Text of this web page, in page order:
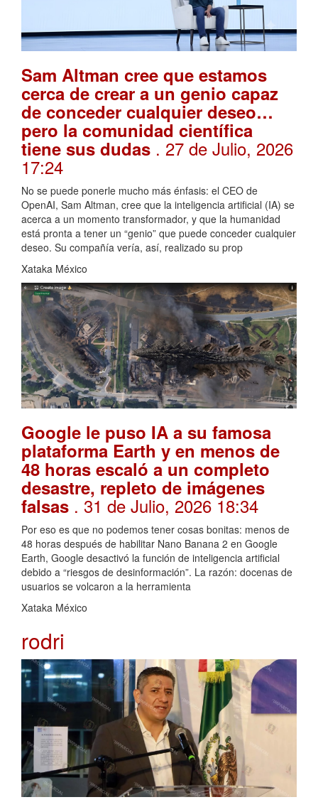
Sam Altman cree que estamos
cerca de crear a un genio capaz
de conceder cualquier deseo…
pero la comunidad científica
tiene sus dudas . 27 de Julio, 2026
17:24
No se puede ponerle mucho más énfasis: el CEO de
OpenAI, Sam Altman, cree que la inteligencia artificial (IA) se
acerca a un momento transformador, y que la humanidad
está pronta a tener un “genio” que puede conceder cualquier
deseo. Su compañía vería, así, realizado su prop
Xataka México
Google le puso IA a su famosa
plataforma Earth y en menos de
48 horas escaló a un completo
desastre, repleto de imágenes
falsas . 31 de Julio, 2026 18:34
Por eso es que no podemos tener cosas bonitas: menos de
48 horas después de habilitar Nano Banana 2 en Google
Earth, Google desactivó la función de inteligencia artificial
debido a “riesgos de desinformación”. La razón: docenas de
usuarios se volcaron a la herramienta
Xataka México
rodri